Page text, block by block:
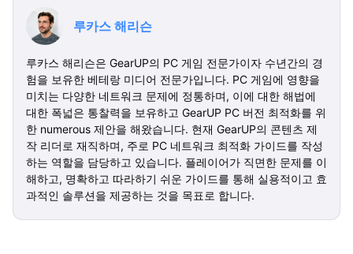
루카스 해리슨
루카스 해리슨은 GearUP의 PC 게임 전문가이자 수년간의 경
험을 보유한 베테랑 미디어 전문가입니다. PC 게임에 영향을
미치는 다양한 네트워크 문제에 정통하며, 이에 대한 해법에
대한 폭넓은 통찰력을 보유하고 GearUP PC 버전 최적화를 위
한 numerous 제안을 해왔습니다. 현재 GearUP의 콘텐츠 제
작 리더로 재직하며, 주로 PC 네트워크 최적화 가이드를 작성
하는 역할을 담당하고 있습니다. 플레이어가 직면한 문제를 이
해하고, 명확하고 따라하기 쉬운 가이드를 통해 실용적이고 효
과적인 솔루션을 제공하는 것을 목표로 합니다.